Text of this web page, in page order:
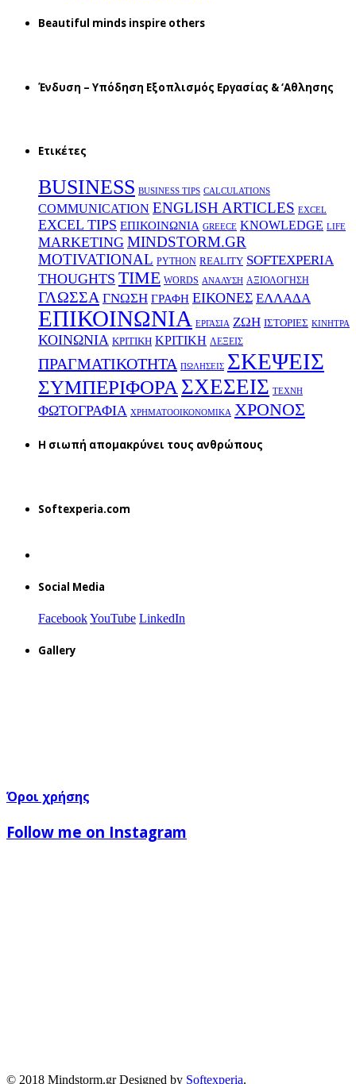
Beautiful minds inspire others
Ένδυση – Υπόδηση Εξοπλισμός Εργασίας & ‘Aθλησης
Ετικέτες
BUSINESS BUSINESS TIPS CALCULATIONS
COMMUNICATION ENGLISH ARTICLES EXCEL
EXCEL TIPS EΠΙΚΟΙΝΩΝΙΑ GREECE KNOWLEDGE LIFE
MARKETING MINDSTORM.GR
MOTIVATIONAL PYTHON REALITY SOFTEXPERIA
THOUGHTS TIME WORDS ΑΝΑΛΥΣΗ ΑΞΙΟΛΟΓΗΣΗ
ΓΛΩΣΣΑ ΓΝΩΣΗ ΓΡΑΦΗ ΕΙΚΟΝΕΣ ΕΛΛΑΔΑ
ΕΠΙΚΟΙΝΩΝΙΑ ΕΡΓΑΣΙΑ ΖΩΗ ΙΣΤΟΡΙΕΣ ΚΙΝΗΤΡΑ
ΚΟΙΝΩΝΙΑ ΚΡΙΤΙΚΗ ΚΡΙΤΙΚΗ ΛΕΞΕΙΣ
ΠΡΑΓΜΑΤΙΚΟΤΗΤΑ ΠΩΛΗΣΕΙΣ ΣΚΕΨΕΙΣ
ΣΥΜΠΕΡΙΦΟΡΑΣΧΕΣΕΙΣ ΤΕΧΝΗ
ΦΩΤΟΓΡΑΦΙΑ ΧΡΗΜΑΤΟΟΙΚΟΝΟΜΙΚΑ ΧΡΟΝΟΣ
H σιωπή απομακρύνει τους ανθρώπους
Softexperia.com
Social Media
FacebookYouTube LinkedIn
Gallery
Όροι χρήσης
Follow me on Instagram
© 2018 Mindstorm.gr Designed by Softexperia.